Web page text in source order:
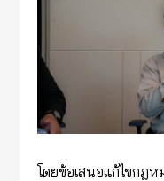
โดยข้อเสนอแก้ไขกฎ